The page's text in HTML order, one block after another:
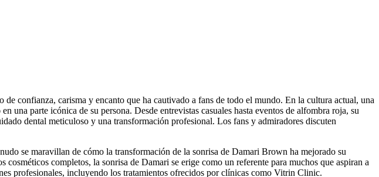
confianza, carisma y encanto que ha cautivado a fans de todo el mundo. En la cultura actual, una
parte icónica de su persona. Desde entrevistas casuales hasta eventos de alfombra roja, su
dental meticuloso y una transformación profesional. Los fans y admiradores discuten
se maravillan de cómo la transformación de la sonrisa de Damari Brown ha mejorado su
completos, la sonrisa de Damari se erige como un referente para muchos que aspiran a
profesionales, incluyendo los tratamientos ofrecidos por clínicas como Vitrin Clinic.